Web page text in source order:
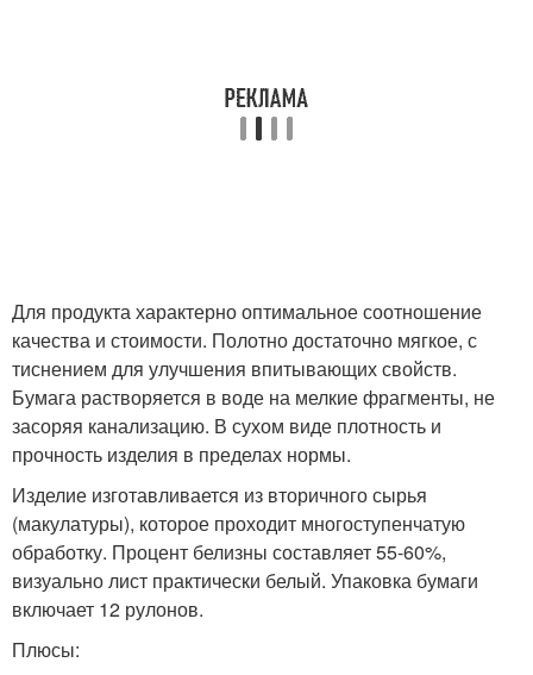
Для продукта характерно оптимальное соотношение
качества и стоимости. Полотно достаточно мягкое, с
тиснением для улучшения впитывающих свойств.
Бумага растворяется в воде на мелкие фрагменты, не
засоряя канализацию. В сухом виде плотность и
прочность изделия в пределах нормы.
Изделие изготавливается из вторичного сырья
(макулатуры), которое проходит многоступенчатую
обработку. Процент белизны составляет 55-60%,
визуально лист практически белый. Упаковка бумаги
включает 12 рулонов.
Плюсы: